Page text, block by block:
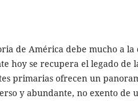
de América debe mucho a
hoy se recupera el legado de
primarias ofrecen un
y abundante, no exento de